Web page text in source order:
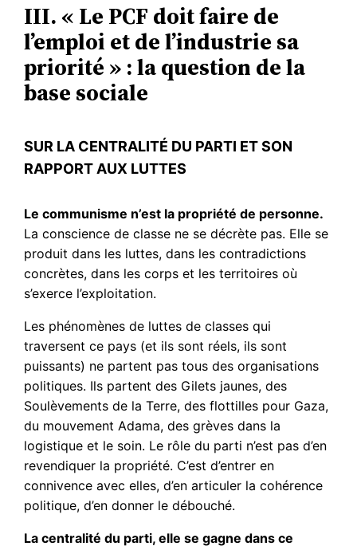
III. « Le PCF doit faire de
l’emploi et de l’industrie sa
priorité » : la question de la
base sociale
SUR LA CENTRALITÉ DU PARTI ET SON
RAPPORT AUX LUTTES
Le communisme n’est la propriété de personne.
La conscience de classe ne se décrète pas. Elle se
produit dans les luttes, dans les contradictions
concrètes, dans les corps et les territoires où
s’exerce l’exploitation.
Les phénomènes de luttes de classes qui
traversent ce pays (et ils sont réels, ils sont
puissants) ne partent pas tous des organisations
politiques. Ils partent des Gilets jaunes, des
Soulèvements de la Terre, des flottilles pour Gaza,
du mouvement Adama, des grèves dans la
logistique et le soin. Le rôle du parti n’est pas d’en
revendiquer la propriété. C’est d’entrer en
connivence avec elles, d’en articuler la cohérence
politique, d’en donner le débouché.
La centralité du parti, elle se gagne dans ce